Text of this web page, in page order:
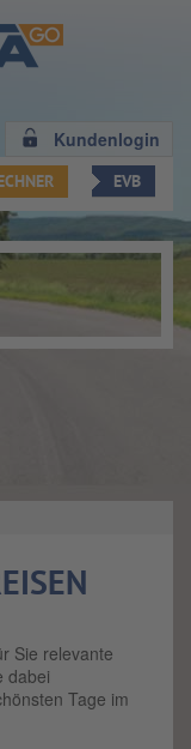
Kundenlogin
EVB
Sie relevante
dabei
Tage im